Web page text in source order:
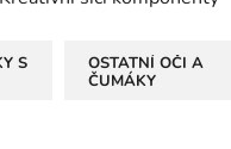
S
OSTATNÍ OČI A
ČUMÁKY